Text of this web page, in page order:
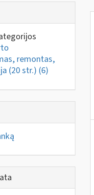
remontas,
(20 str.) (6)